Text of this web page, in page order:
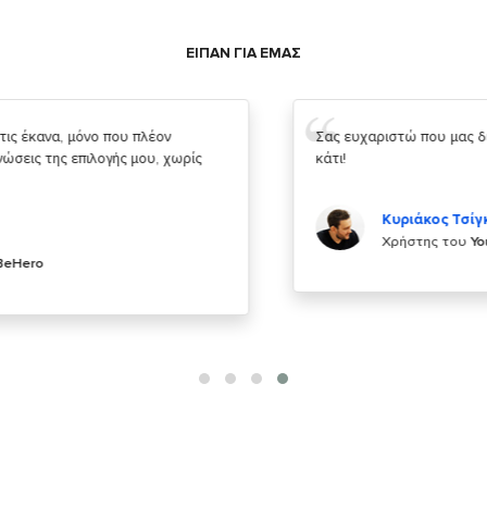
ΕΙΠΑΝ ΓΙΑ ΕΜΑΣ
Σας ευχαριστώ που μας δίνετε την δυνατότητα να κάνουμε
κάτι!